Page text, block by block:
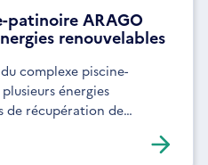
patinoire ARAGO
renouvelables
complexe piscine-
énergies
de récupération de